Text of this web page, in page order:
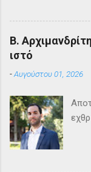
Β.
ιστό
-Αυγούστου 01, 2026